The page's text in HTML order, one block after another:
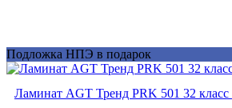
Подложка НПЭ в подарок
Ламинат AGT Тренд PRK 501 32 класс